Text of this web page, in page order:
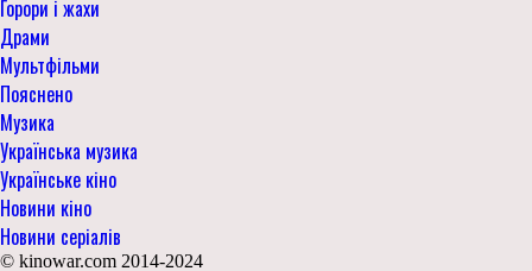
Горори і жахи
Драми
Мультфільми
Пояснено
Музика
Українська музика
Українське кіно
Новини кіно
Новини серіалів
© kinowar.com 2014-2024